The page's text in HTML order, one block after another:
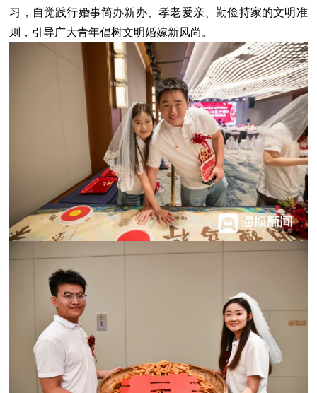
习，自觉践行婚事简办新办、孝老爱亲、勤俭持家的文明准
则，引导广大青年倡树文明婚嫁新风尚。